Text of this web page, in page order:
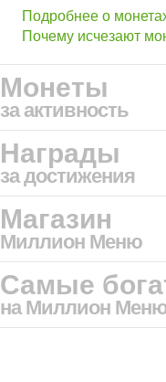
Подробнее о
Почему исчезают
Монеты
за активность
Награды
за достижения
Магазин
Миллион Меню
Самые
на Миллион